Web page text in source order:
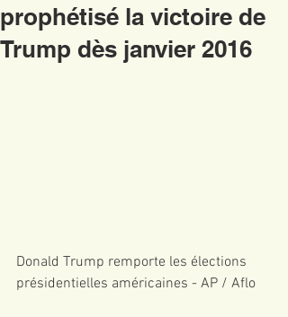
prophétisé la victoire de
Trump dès janvier 2016
Donald Trump remporte les élections
présidentielles américaines - AP / Aflo